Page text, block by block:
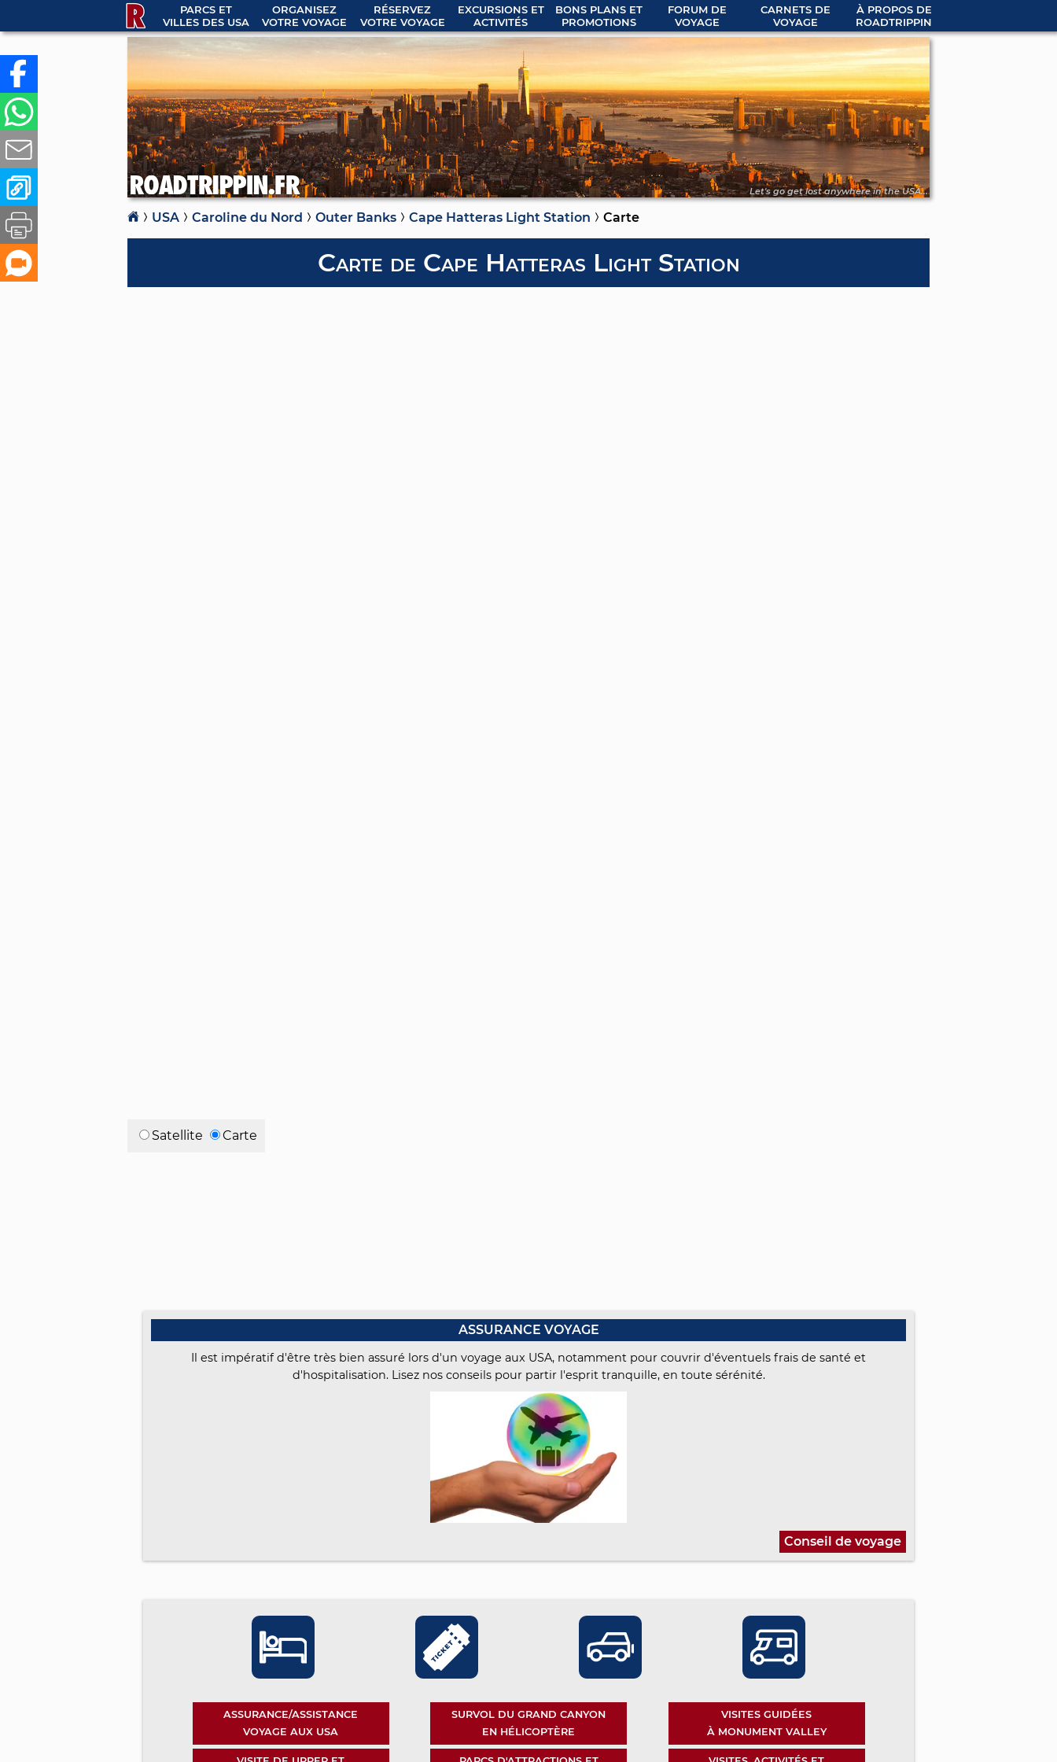
PARCS ET
VILLES DES USA
ORGANISEZ
VOTRE VOYAGE
RÉSERVEZ
VOTRE VOYAGE
EXCURSIONS ET
ACTIVITÉS
BONS PLANS ET
PROMOTIONS
FORUM DE
VOYAGE
CARNETS DE
VOYAGE
À PROPOS DE
ROADTRIPPIN
Let's go get lost anywhere in the USA...
USA Caroline du Nord Outer Banks Cape Hatteras Light Station Carte
Carte de Cape Hatteras Light Station
Satellite Carte
ASSURANCE VOYAGE
Il est impératif d'être très bien assuré lors d'un voyage aux USA, notamment pour couvrir d'éventuels frais de santé et
d'hospitalisation. Lisez nos conseils pour partir l'esprit tranquille, en toute sérénité.
Conseil de voyage
ASSURANCE/ASSISTANCE
VOYAGE AUX USA
SURVOL DU GRAND CANYON
EN HÉLICOPTÈRE
VISITES GUIDÉES
À MONUMENT VALLEY